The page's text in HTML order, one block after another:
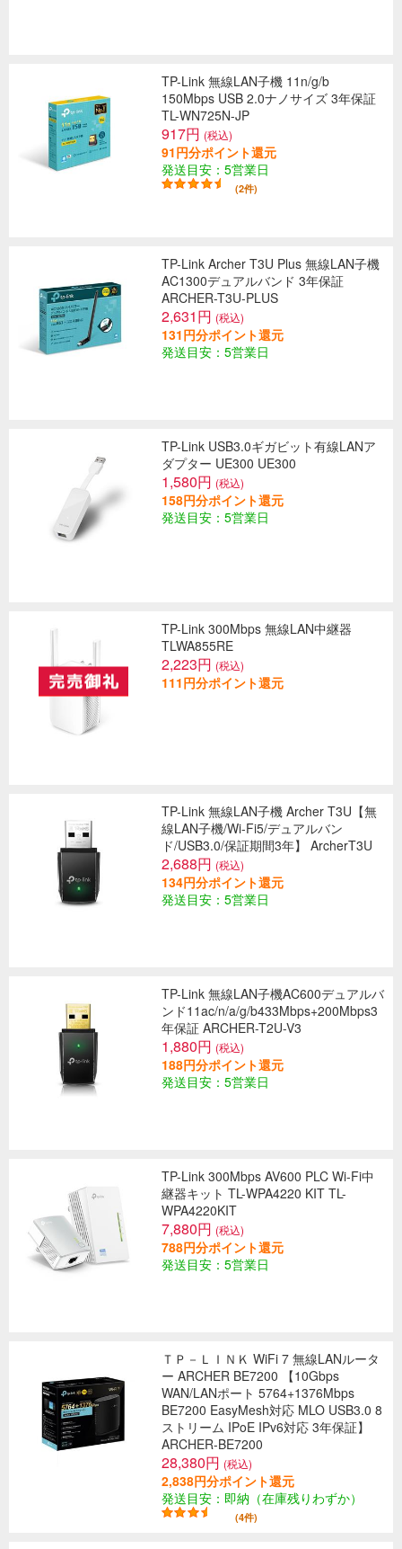
TP-Link 無線LAN子機 11n/g/b
150Mbps USB 2.0ナノサイズ 3年保証
TL-WN725N-JP
917円 (税込)
91円分ポイント還元
発送目安：5営業日
(2件)
TP-Link Archer T3U Plus 無線LAN子機
AC1300デュアルバンド 3年保証
ARCHER-T3U-PLUS
2,631円 (税込)
131円分ポイント還元
発送目安：5営業日
TP-Link USB3.0ギガビット有線LANア
ダプター UE300 UE300
1,580円 (税込)
158円分ポイント還元
発送目安：5営業日
TP-Link 300Mbps 無線LAN中継器
TLWA855RE
2,223円 (税込)
111円分ポイント還元
TP-Link 無線LAN子機 Archer T3U【無
線LAN子機/Wi-Fi5/デュアルバン
ド/USB3.0/保証期間3年】 ArcherT3U
2,688円 (税込)
134円分ポイント還元
発送目安：5営業日
TP-Link 無線LAN子機AC600デュアルバ
ンド11ac/n/a/g/b433Mbps+200Mbps3
年保証 ARCHER-T2U-V3
1,880円 (税込)
188円分ポイント還元
発送目安：5営業日
TP-Link 300Mbps AV600 PLC Wi-Fi中
継器キット TL-WPA4220 KIT TL-
WPA4220KIT
7,880円 (税込)
788円分ポイント還元
発送目安：5営業日
ＴＰ－ＬＩＮＫ WiFi 7 無線LANルータ
ー ARCHER BE7200 【10Gbps
WAN/LANポート 5764+1376Mbps
BE7200 EasyMesh対応 MLO USB3.0 8
ストリーム IPoE IPv6対応 3年保証】
ARCHER-BE7200
28,380円 (税込)
2,838円分ポイント還元
発送目安：即納（在庫残りわずか）
(4件)